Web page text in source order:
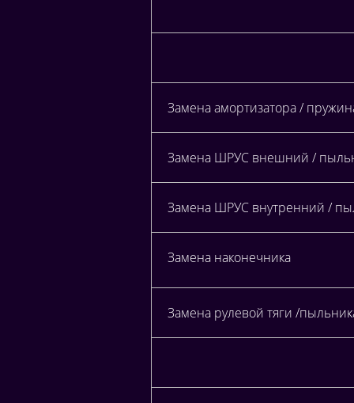
Замена амортизатора /
Замена ШРУС внешний /
Замена ШРУС внутренний /
Замена наконечника
Замена рулевой тяги /